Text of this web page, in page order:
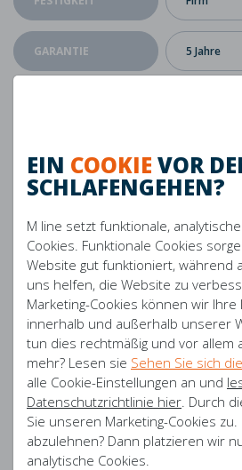
EIN COOKIE VOR
SCHLAFENGEHEN?
M line setzt funktionale,
Cookies. Funktionale Cookies
Website gut funktioniert, während
uns helfen, die Website zu
Marketing-Cookies können wir
innerhalb und außerhalb unserer
tun dies rechtmäßig und vor allem
mehr? Lesen sie Sehen Sie sich
alle Cookie-Einstellungen an und
Datenschutzrichtlinie hier . Durch
Sie unseren Marketing-Cookies
abzulehnen? Dann platzieren wir
analytische Cookies.
GARANTIE 5 Jahre
BETTRAHMEN
GEEIGNET FÜR
ELEKTRISCHES
BETT
KERNDICKE
MATRATZE
18 cm
MATERIAL INLETT
69%
Elasthan
MATERIAL